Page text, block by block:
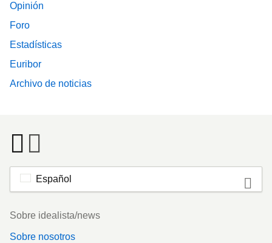
Opinión
Foro
Estadísticas
Euribor
Archivo de noticias
Español
Footer
Sobre idealista/news
Sobre nosotros